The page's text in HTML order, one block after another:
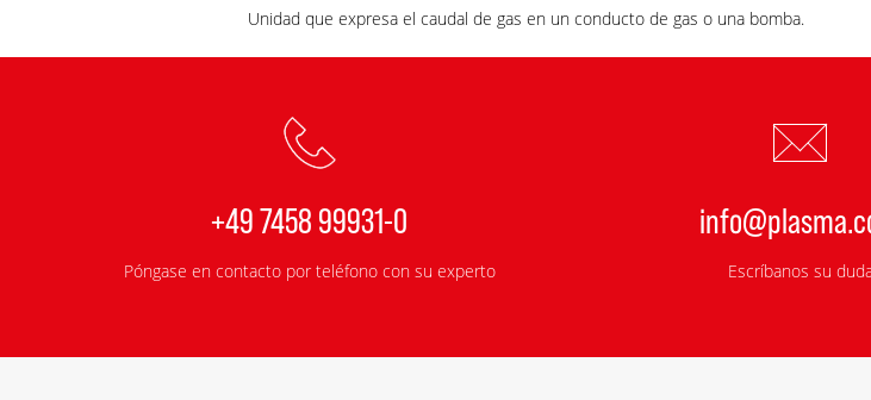
Unidad que expresa el caudal de gas en un conducto de gas o una bomba.
+49 7458 99931-0
Póngase en contacto por teléfono con su experto Escríbanos su